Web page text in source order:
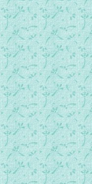
175_你是我
176_我孩.mp3
177_因你的
178_颂赞主救
179_请向上
180_齐赞主名
191_我所一
192_雅威沙
193_我有一位
194_「革责